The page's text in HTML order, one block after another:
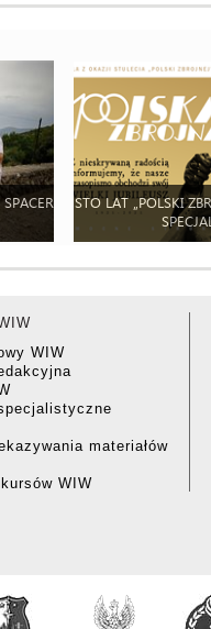
STO LAT „POLSKI
WIW
materiałów
WIW